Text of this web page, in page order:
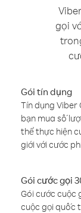
gọi
Gói tín dụng
Tín dụng Viber
bạn mua số
thể thực hiện
giới với cước
Gói cước gọi
Gói cước cuộc
cuộc gọi quốc